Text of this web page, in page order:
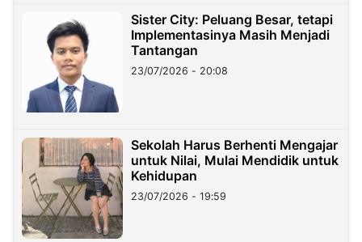
Sister City: Peluang Besar, tetapi
Implementasinya Masih Menjadi
Tantangan
23/07/2026 - 20:08
Sekolah Harus Berhenti Mengajar
untuk Nilai, Mulai Mendidik untuk
Kehidupan
23/07/2026 - 19:59